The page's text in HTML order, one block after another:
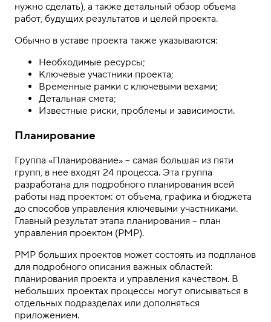
нужно сделать), а также детальный обзор объема
работ, будущих результатов и целей проекта.
Обычно в уставе проекта также указываются:
Необходимые ресурсы;
Ключевые участники проекта;
Временные рамки с ключевыми вехами;
Детальная смета;
Известные риски, проблемы и зависимости.
Планирование
Группа «Планирование» – самая большая из пяти
групп, в нее входят 24 процесса. Эта группа
разработана для подробного планирования всей
работы над проектом: от объема, графика и бюджета
до способов управления ключевыми участниками.
Главный результат этапа планирования – план
управления проектом (PMP).
PMP больших проектов может состоять из подпланов
для подробного описания важных областей:
планирования проекта и управления качеством. В
небольших проектах процессы могут описываться в
отдельных подразделах или дополняться
приложением.